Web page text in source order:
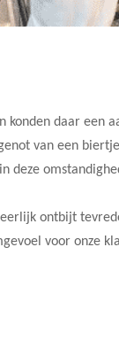
konden daar een
van een
deze
ontbijt
voor onze